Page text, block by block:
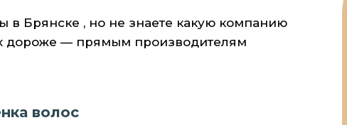
в Брянске , но не знаете какую компанию
дороже — прямым производителям
волос